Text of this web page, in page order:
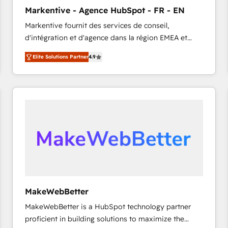
2️⃣ AIエージェント組織構築 営業・マーケティング業務
の一部をAIが自律実行する組織への移行を設計・実装。
Breeze・Claude等をHubSpotと連携させ、役割定義・
運用ルール・成果指標まで含めて設計します。 3️⃣ 全社
DX × AI推進のPMO伴走支援 複数部門をまたぐDX×AI変
革を、構想から実装・定着までPMOとして主導。「設
定の代行ではなく、設計の責任」を引き受け、部門横断
提供。 ▸ 既存CRM・MAからの移行支援：Salesforce・
ンツとサイト構造を最適化。 🏆 なぜ100incを選ぶの
ード受賞・HUGリーダー ✓ ISO27001:2022 /
ISO9001:2015 取得 ✓ 400社以上の導入実績 ✓
Markentive - Agence HubSpot - FR - EN
Markentive fournit des services de conseil,
d'intégration et d'agence dans la région EMEA et
North America. Avec plus de 115 experts en
marketing automation, Growth, Revops, CRM et
webdesign. Markentive is both a consulting firm, a
digital agency and an integrator. With over 115
Elite Solutions Partner4.9
MakeWebBetter
MakeWebBetter is a HubSpot technology partner
proficient in building solutions to maximize the